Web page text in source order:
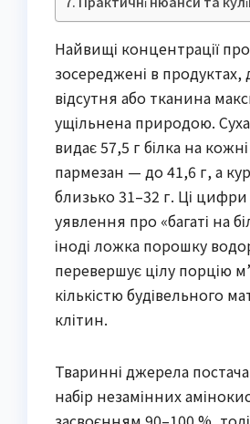
Найвищі концентрації
зосереджені в
відсутня або тканина
ущільнена природою. Суха
видає 57,5 г білка на
пармезан — до 41,6 г, а
близько 31–32 г. Ці
уявлення про «багаті на
іноді ложка порошку
перевершує цілу порцію
кількістю будівельного
клітин.
Тваринні джерела
набір незамінних